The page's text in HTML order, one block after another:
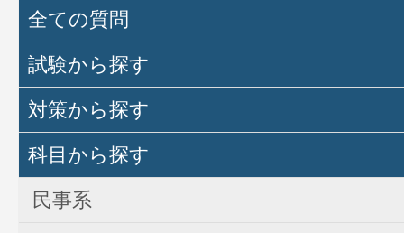
全ての質問
試験から探す
対策から探す
科目から探す
民事系